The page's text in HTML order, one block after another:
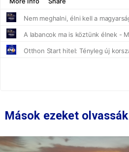
Mások ezeket olvassák